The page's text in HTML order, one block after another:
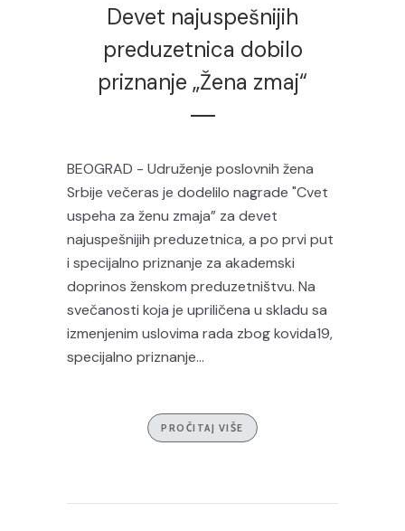
Devet najuspešnijih
preduzetnica dobilo
priznanje „Žena zmaj“
BEOGRAD - Udruženje poslovnih žena
Srbije večeras je dodelilo nagrade "Cvet
uspeha za ženu zmaja” za devet
najuspešnijih preduzetnica, a po prvi put
i specijalno priznanje za akademski
doprinos ženskom preduzetništvu. Na
svečanosti koja je upriličena u skladu sa
izmenjenim uslovima rada zbog kovida19,
specijalno priznanje...
PROČITAJ VIŠE